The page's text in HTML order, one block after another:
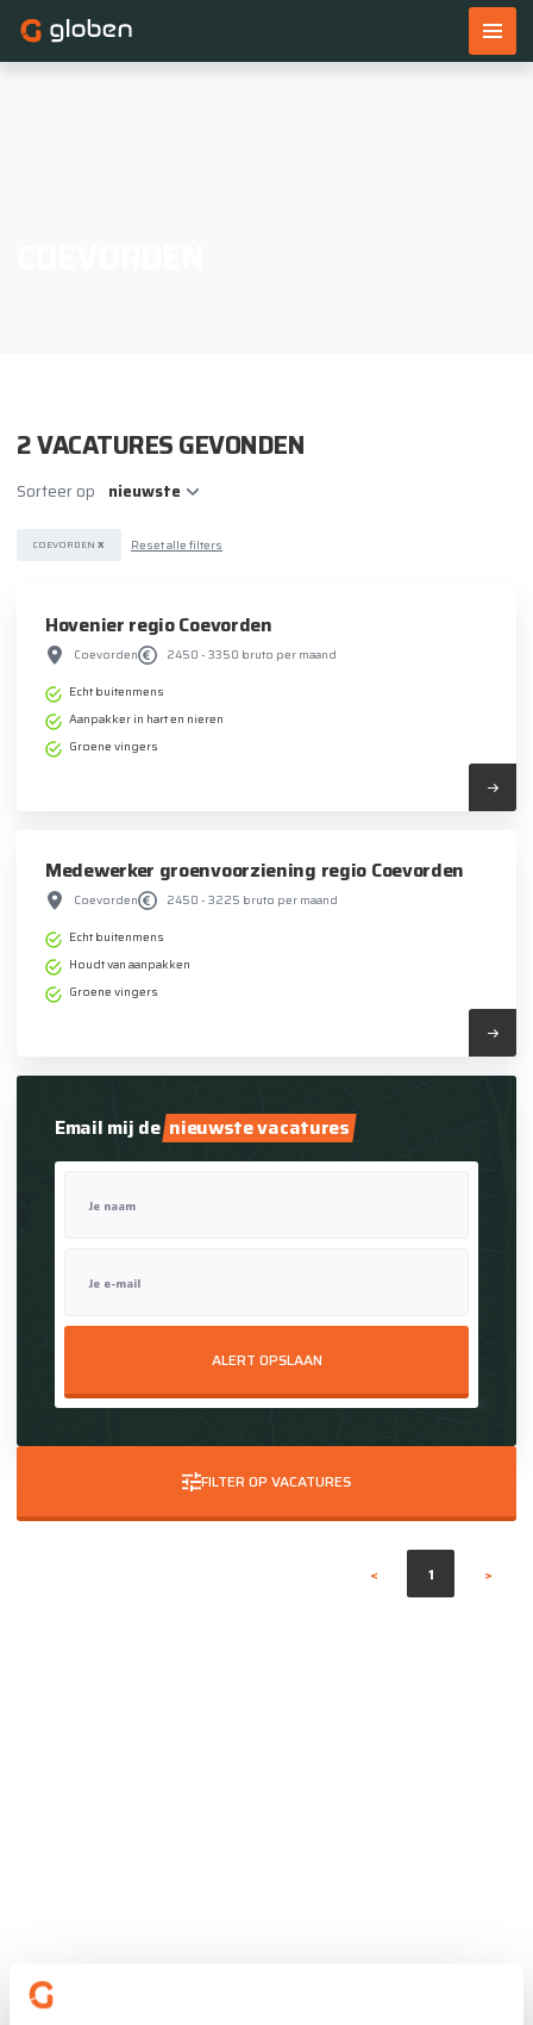
Vacatures
2 VACATURES GEVONDEN
Sorteer op
COEVORDEN X Reset alle filters
Hovenier regio Coevorden
Coevorden 2450 - 3350 bruto per maand
Echt buitenmens
Aanpakker in hart en nieren
Groene vingers
Medewerker groenvoorziening regio Coevorden
Coevorden 2450 - 3225 bruto per maand
Echt buitenmens
Houdt van aanpakken
Groene vingers
Email mij denieuwste vacatures
Je naam
Je e-mail
ALERT OPSLAAN
FILTER OP VACATURES
< 1 >